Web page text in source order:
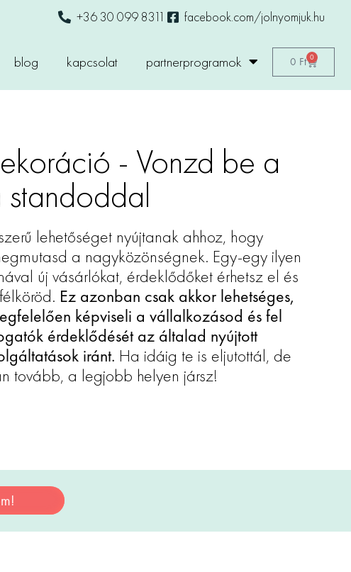
+36 30 099 8311 facebook.com/jolnyomjuk.hu
blog kapcsolat partnerprogramok 0 Ft 0
- Vonzd be a
lehetőséget nyújtanak ahhoz, hogy
a nagyközönségnek. Egy-egy ilyen
új vásárlókat, érdeklődőket érhetsz el és
Ez azonban csak akkor lehetséges,
képviseli a vállalkozásod és fel
érdeklődését az általad nyújtott
iránt. Ha idáig te is eljutottál, de
tovább, a legjobb helyen jársz!